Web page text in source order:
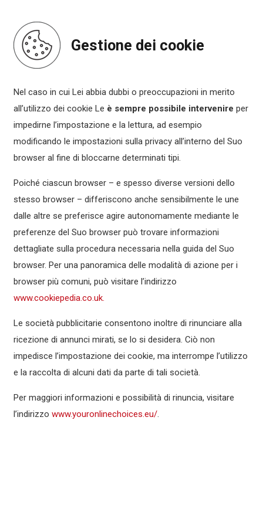
Gestione dei cookie
Nel caso in cui Lei abbia dubbi o preoccupazioni in merito
all’utilizzo dei cookie Le è sempre possibile intervenire per
impedirne l’impostazione e la lettura, ad esempio
modificando le impostazioni sulla privacy all’interno del Suo
browser al fine di bloccarne determinati tipi.
Poiché ciascun browser – e spesso diverse versioni dello
stesso browser – differiscono anche sensibilmente le une
dalle altre se preferisce agire autonomamente mediante le
preferenze del Suo browser può trovare informazioni
dettagliate sulla procedura necessaria nella guida del Suo
browser. Per una panoramica delle modalità di azione per i
browser più comuni, può visitare l’indirizzo
www.cookiepedia.co.uk.
Le società pubblicitarie consentono inoltre di rinunciare alla
ricezione di annunci mirati, se lo si desidera. Ciò non
impedisce l’impostazione dei cookie, ma interrompe l’utilizzo
e la raccolta di alcuni dati da parte di tali società.
Per maggiori informazioni e possibilità di rinuncia, visitare
l’indirizzo www.youronlinechoices.eu/.